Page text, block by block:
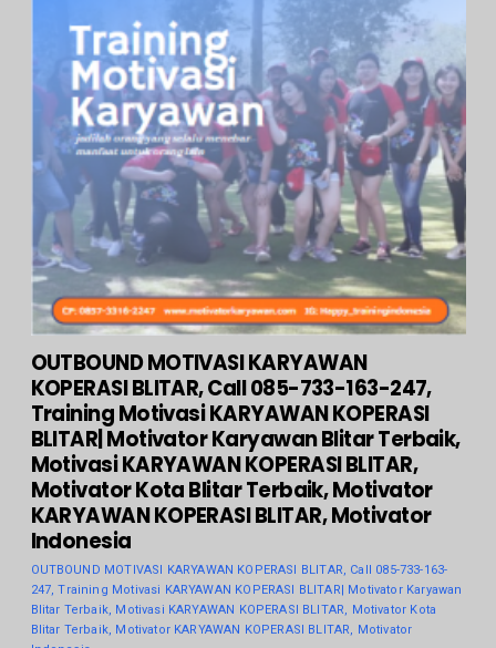
OUTBOUND MOTIVASI KARYAWAN
KOPERASI BLITAR, Call 085-733-163-247,
Training Motivasi KARYAWAN KOPERASI
BLITAR| Motivator Karyawan Blitar Terbaik,
Motivasi KARYAWAN KOPERASI BLITAR,
Motivator Kota Blitar Terbaik, Motivator
KARYAWAN KOPERASI BLITAR, Motivator
Indonesia
OUTBOUND MOTIVASI KARYAWAN KOPERASI BLITAR, Call 085-733-163-
247, Training Motivasi KARYAWAN KOPERASI BLITAR| Motivator Karyawan
Blitar Terbaik, Motivasi KARYAWAN KOPERASI BLITAR, Motivator Kota
Blitar Terbaik, Motivator KARYAWAN KOPERASI BLITAR, Motivator